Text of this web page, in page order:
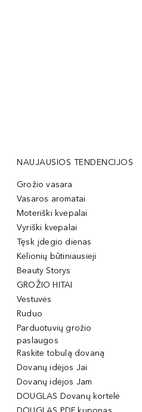
NAUJAUSIOS TENDENCIJOS
Grožio vasara
Vasaros aromatai
Moteriški kvepalai
Vyriški kvepalai
Tęsk įdegio dienas
Kelionių būtiniausieji
Beauty Storys
GROŽIO HITAI
Vestuvės
Ruduo
Parduotuvių grožio
paslaugos
Raskite tobulą dovaną
Dovanų idėjos Jai
Dovanų idėjos Jam
DOUGLAS Dovanų kortelė